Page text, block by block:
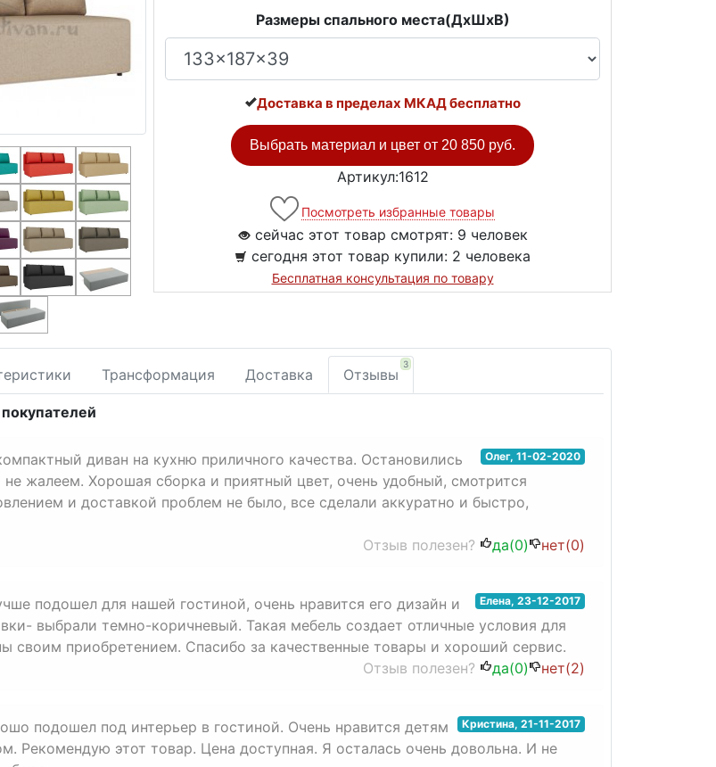
Размеры спального места(ДxШxВ)
Доставка в пределах МКАД бесплатно
Выбрать материал и цвет от 20 850 руб.
Артикул:1612
Посмотреть избранные товары
сейчас этот товар смотрят: 9 человек
сегодня этот товар купили: 2 человека
Бесплатная консультация по товару
Трансформация Доставка Отзывы
3
Олег,11-02-2020
диван на кухню приличного качества. Остановились
жалеем. Хорошая сборка и приятный цвет, очень удобный, смотрится
и доставкой проблем не было, все сделали аккуратно и быстро,
Отзыв полезен?
да(0) нет(0)
Елена,23-12-2017
подошел для нашей гостиной, очень нравится его дизайн и
выбрали темно-коричневый. Такая мебель создает отличные условия для
своим приобретением. Спасибо за качественные товары и хороший сервис.
Отзыв полезен?
да(0) нет(2)
Кристина,21-11-2017
подошел под интерьер в гостиной. Очень нравится детям
Рекомендую этот товар. Цена доступная. Я осталась очень довольна. И не